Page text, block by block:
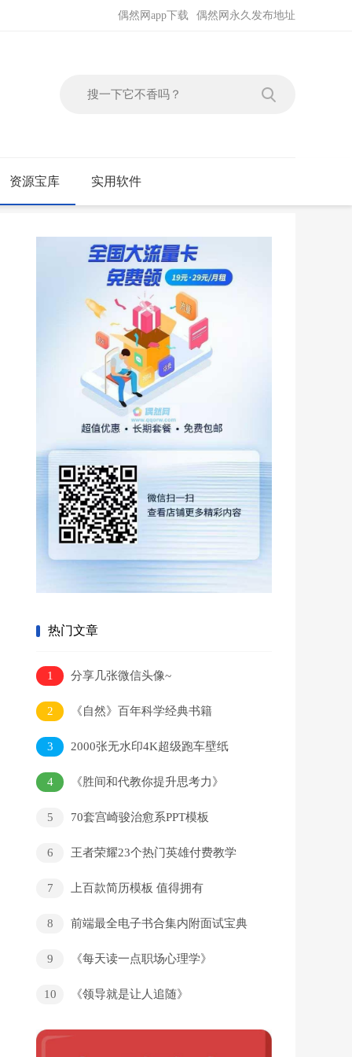
偶然网永久发布地址
偶然网app下载
资源宝库 实用软件
热门文章
1 分享几张微信头像~
2 《自然》百年科学经典书籍
3 2000张无水印4K超级跑车壁纸
4 《胜间和代教你提升思考力》
5 70套宫崎骏治愈系PPT模板
6 王者荣耀23个热门英雄付费教学
7 上百款简历模板 值得拥有
8 前端最全电子书合集内附面试宝典
9 《每天读一点职场心理学》
10 《领导就是让人追随》